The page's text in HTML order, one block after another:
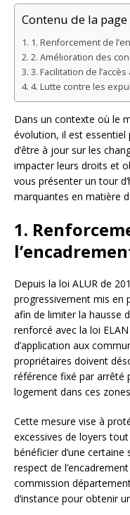
Contenu de la page
1. Renforcement de
2. Amélioration des
3. Facilitation de
4. Lutte contre les
Dans un contexte où le
évolution, il est
d’être à jour sur les
impacter leurs droits et
vous présenter un tour
marquantes en matière
1.
Depuis la loi ALUR de
progressivement mis en
afin de limiter la hausse
renforcé avec la loi
d’application aux
propriétaires doivent
référence fixé par arrêté
logement dans ces
Cette mesure vise à
excessives de loyers
bénéficier d’une
respect de
commission
d’instance pour obtenir